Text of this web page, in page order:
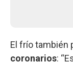
El frío también
coronarios: